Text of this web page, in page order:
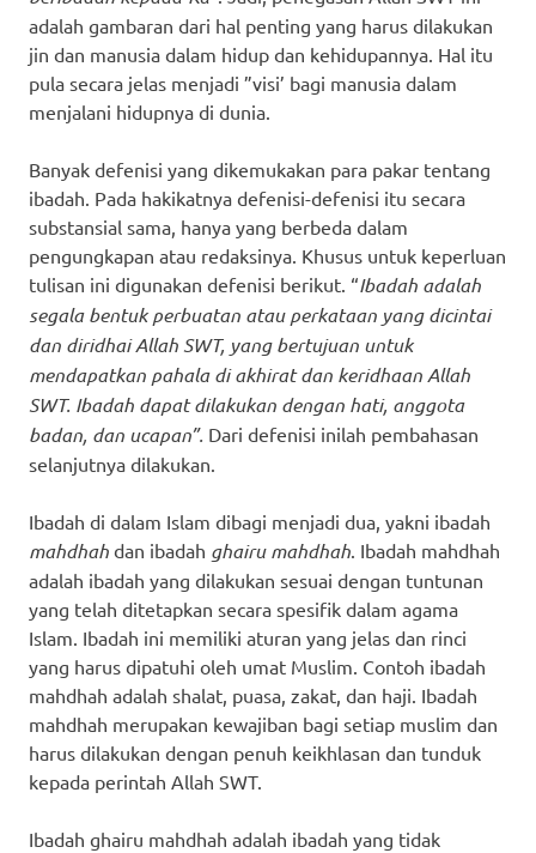
adalah gambaran dari hal penting yang harus dilakukan
jin dan manusia dalam hidup dan kehidupannya. Hal itu
pula secara jelas menjadi ”visi’ bagi manusia dalam
menjalani hidupnya di dunia.
Banyak defenisi yang dikemukakan para pakar tentang
ibadah. Pada hakikatnya defenisi-defenisi itu secara
substansial sama, hanya yang berbeda dalam
pengungkapan atau redaksinya. Khusus untuk keperluan
tulisan ini digunakan defenisi berikut. “Ibadah adalah
segala bentuk perbuatan atau perkataan yang dicintai
dan diridhai Allah SWT, yang bertujuan untuk
mendapatkan pahala di akhirat dan keridhaan Allah
SWT. Ibadah dapat dilakukan dengan hati, anggota
badan, dan ucapan”. Dari defenisi inilah pembahasan
selanjutnya dilakukan.
Ibadah di dalam Islam dibagi menjadi dua, yakni ibadah
mahdhah dan ibadah ghairu mahdhah . Ibadah mahdhah
adalah ibadah yang dilakukan sesuai dengan tuntunan
yang telah ditetapkan secara spesifik dalam agama
Islam. Ibadah ini memiliki aturan yang jelas dan rinci
yang harus dipatuhi oleh umat Muslim. Contoh ibadah
mahdhah adalah shalat, puasa, zakat, dan haji. Ibadah
mahdhah merupakan kewajiban bagi setiap muslim dan
harus dilakukan dengan penuh keikhlasan dan tunduk
kepada perintah Allah SWT.
Ibadah ghairu mahdhah adalah ibadah yang tidak